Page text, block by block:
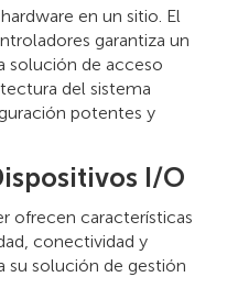
en un sitio. El
garantiza un
solución de acceso
del sistema
potentes y
I/O
ofrecen características
conectividad y
su solución de gestión